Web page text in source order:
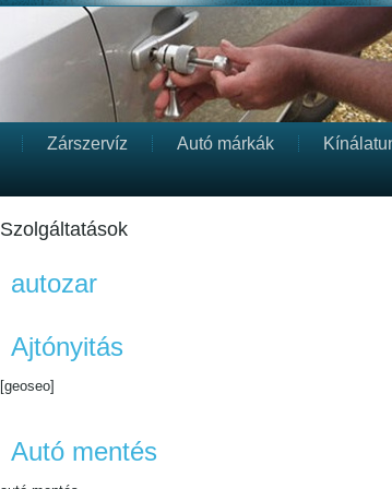
Zárszervíz Autó márkák
Szolgáltatások
autozar
Ajtónyitás
[geoseo]
Autó mentés